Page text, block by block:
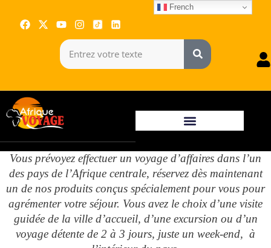
Vous prévoyez effectuer un voyage d’affaires dans l’un
des pays de l’Afrique centrale, réservez dès maintenant
un de nos produits conçus spécialement pour vous pour
agrémenter votre séjour. Vous avez le choix d’une visite
guidée de la ville d’accueil, d’une excursion ou d’un
voyage détente de 2 à 3 jours, juste un week-end, à
French